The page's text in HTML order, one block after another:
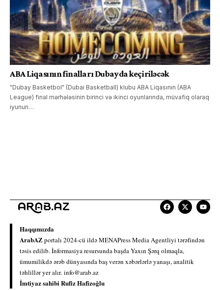
ABA Liqasının finalları Dubayda keçiriləcək
"Dubay Basketbol" (Dubai Basketball) klubu ABA Liqasının (ABA
League) final mərhələsinin birinci və ikinci oyunlarında, müvafiq olaraq
iyunun…
Haqqımızda
ArabAZportalı 2024-cü ildə MENAPress Media Agentliyi tərəfindən
təsis edilib. İnformasiya resursunda başda Yaxın Şərq olmaqla,
ümumilikdə ərəb dünyasında baş verən xəbərlərlə yanaşı, analitik
təhlillər yer alır. info@arab.az
İmtiyaz sahibi Rufiz Hafizoğlu